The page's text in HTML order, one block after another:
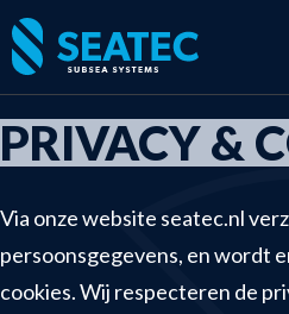
Home
Products
Cabling & connectors
Hydraulic products
PRIVACY &
Via onze website seatec.nl
persoonsgegevens, en wordt
cookies. Wij respecteren de